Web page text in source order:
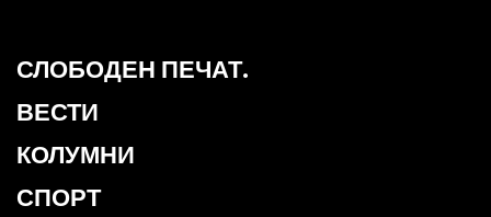
СЛОБОДЕН ПЕЧАТ.
ВЕСТИ
КОЛУМНИ
СПОРТ